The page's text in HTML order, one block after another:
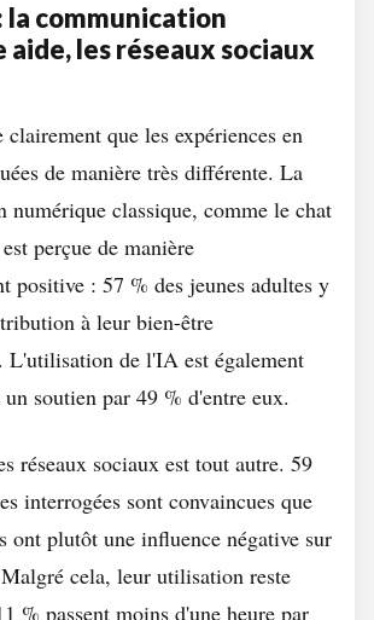
la communication
aide, les réseaux sociaux
que les expériences en
de manière très différente. La
numérique classique, comme le chat
perçue de manière
positive : 57 % des jeunes adultes y
à leur bien-être
L'utilisation de l'IA est également
soutien par 49 % d'entre eux.
réseaux sociaux est tout autre. 59
interrogées sont convaincues que
ont plutôt une influence négative sur
cela, leur utilisation reste
% passent moins d'une heure par